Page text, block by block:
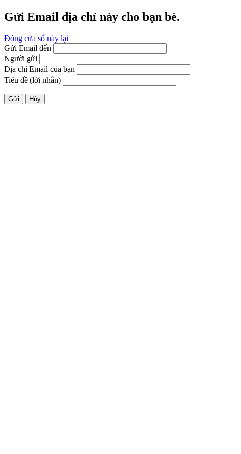
Gửi Email địa chỉ này cho bạn bè.
Đóng cửa sổ này lại
Gửi Email đến
Người gửi
Địa chỉ Email của bạn
Tiêu đề (lời nhắn)
Gửi Hủy